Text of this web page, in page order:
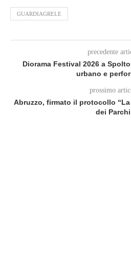
GUARDIAGRELE
precedente
Diorama Festival 2026 a
urbano e
prossimo
Abruzzo, firmato il protocollo
dei